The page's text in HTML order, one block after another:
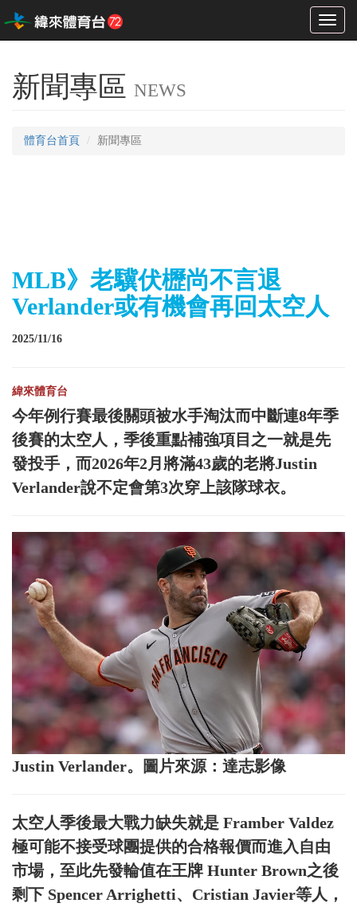
Toggle
新聞專區 NEWS
體育台首頁 新聞專區
MLB》老驥伏櫪尚不言退
Verlander或有機會再回太空人
2025/11/16
緯來體育台
今年例行賽最後關頭被水手淘汰而中斷連8年季
後賽的太空人，季後重點補強項目之一就是先
發投手，而2026年2月將滿43歲的老將Justin
Verlander說不定會第3次穿上該隊球衣。
Justin Verlander。圖片來源：達志影像
太空人季後最大戰力缺失就是 Framber Valdez
極可能不接受球團提供的合格報價而進入自由
市場，至此先發輪值在王牌 Hunter Brown之後
剩下 Spencer Arrighetti、Cristian Javier等人，